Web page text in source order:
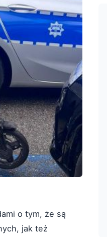
o tym, że są
jak też